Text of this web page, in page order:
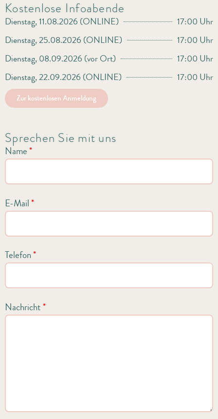
Kostenlose Infoabende
Dienstag, 11.08.2026 (ONLINE)
17:00 Uhr
Dienstag, 25.08.2026 (ONLINE)
17:00 Uhr
Dienstag, 08.09.2026 (vor Ort)
17:00 Uhr
Dienstag, 22.09.2026 (ONLINE)
17:00 Uhr
Zur kostenlosen Anmeldung
Sprechen Sie mit uns
Name*
E-Mail*
Telefon*
Nachricht*